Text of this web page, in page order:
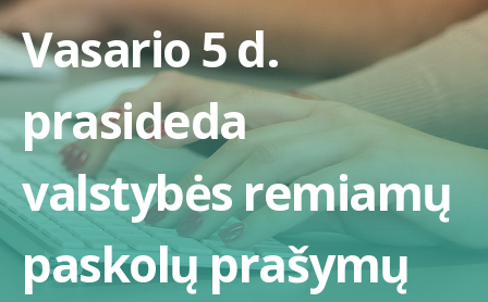
Vasario 5 d.
prasideda
valstybės remiamų
paskolų prašymų